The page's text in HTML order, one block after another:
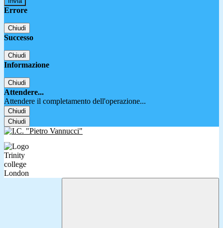
Errore
Chiudi
Successo
Chiudi
Informazione
Chiudi
Attendere...
Attendere il completamento dell'operazione...
Chiudi
Chiudi